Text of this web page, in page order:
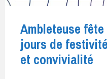
Ambleteuse
jours de
et convivialité